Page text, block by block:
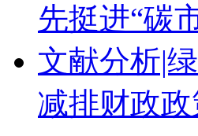
先挺进“碳
文献分析|
减排财政